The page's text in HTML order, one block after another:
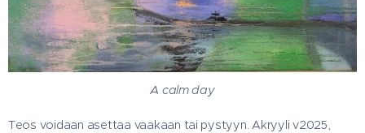
A calm day
Teos voidaan asettaa vaakaan tai pystyyn. Akryyli v2025,